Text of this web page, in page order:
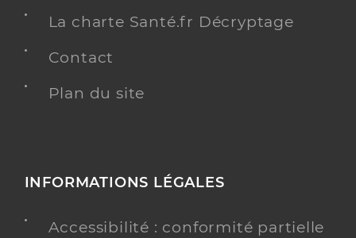
La charte Santé.fr Décryptage
Contact
Plan du site
INFORMATIONS LÉGALES
Accessibilité : conformité partielle